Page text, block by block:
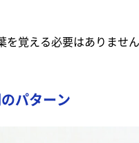
覚える必要はありませ
パターン